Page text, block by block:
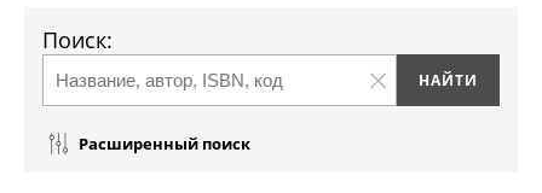
Поиск:
Расширенный поиск